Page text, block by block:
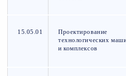
15.05.01
Проектирование
технологических
и комплексов